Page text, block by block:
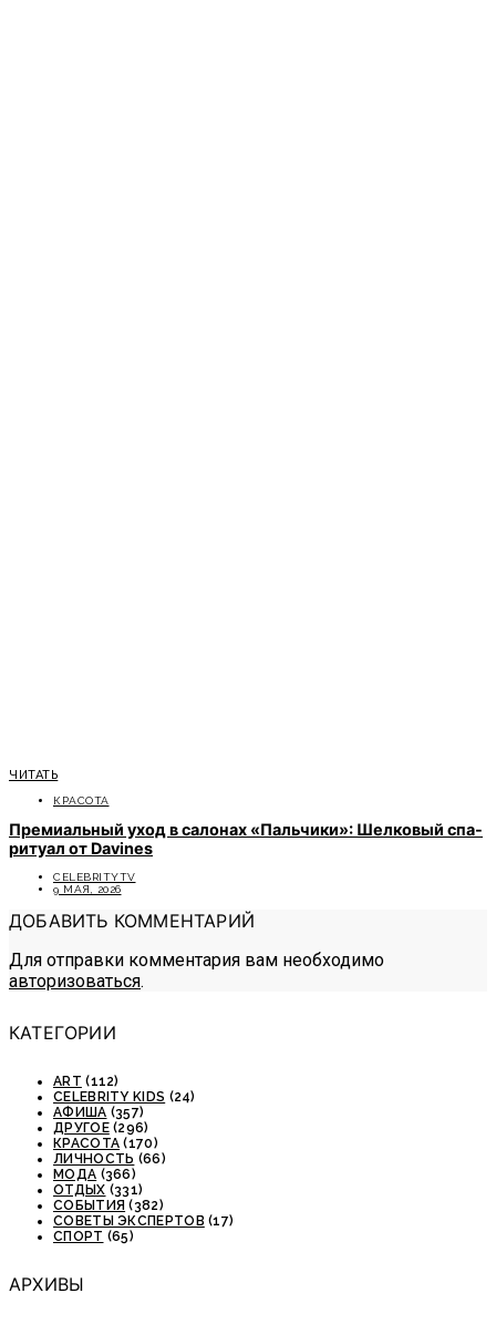
ЧИТАТЬ
КРАСОТА
Премиальный уход в салонах «Пальчики»: Шелковый спа-
ритуал от Davines
CELEBRITYTV
9 МАЯ, 2026
ДОБАВИТЬ КОММЕНТАРИЙ
Для отправки комментария вам необходимо
авторизоваться.
КАТЕГОРИИ
ART (112)
CELEBRITY KIDS (24)
АФИША (357)
ДРУГОЕ(296)
КРАСОТА (170)
ЛИЧНОСТЬ (66)
МОДА (366)
ОТДЫХ (331)
СОБЫТИЯ (382)
СОВЕТЫ ЭКСПЕРТОВ (17)
СПОРТ (65)
АРХИВЫ